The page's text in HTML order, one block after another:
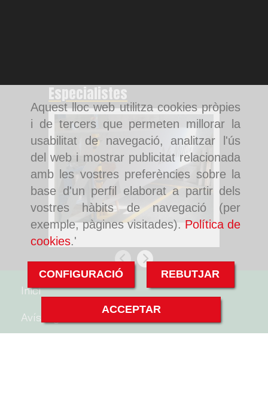
Aquest lloc web utilitza cookies pròpies
i de tercers que permeten millorar la
usabilitat de navegació, analitzar l'ús
del web i mostrar publicitat relacionada
amb les vostres preferències sobre la
base d'un perfil elaborat a partir dels
vostres hàbits de navegació (per
exemple, pàgines visitades). Política de
cookies.'
CONFIGURACIÓ REBUTJAR
ACCEPTAR
Especialistes
Pintura de tancaments a Rubí Pintura
AnteriorSegüent
Inici
Avís legal